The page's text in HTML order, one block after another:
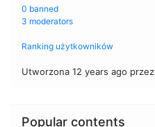
0 banned
3 moderators
Ranking użytkowników
Utworzona 12 years ago przez
Popular contents